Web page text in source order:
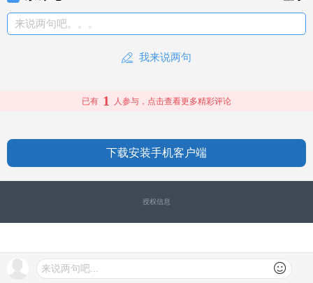
来说两句吧。。。
我来说两句
来说两句吧...
已有 1 人参与，点击查看更多精彩评论
下载安装手机客户端
授权信息